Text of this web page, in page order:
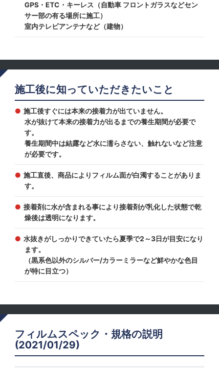
GPS・ETC・キーレス（自動車 フロントガラスなどセン
サー部の有る場所に施工）
室内テレビアンテナなど（建物）
施工後に知っていただきたいこと
施工後すぐには本来の接着力が出ていません。
水が抜けて本来の接着力が出るまでの養生期間が必要で
す。
養生期間中は結露など水に濡らさない、触れないなど注意
が必要です。
施工直後、商品によりフィルム面が白濁することがありま
す。
接着剤に水が含まれる事により接着剤が乳化した状態で乾
燥後は透明になります。
水抜きがしっかりできていたら夏季で2～3日が目安になり
ます。
（黒系色以外のシルバー/カラーミラーなど鮮やかな色目
が特に目立つ）
フィルムスペック・規格の説明
(2021/01/29)